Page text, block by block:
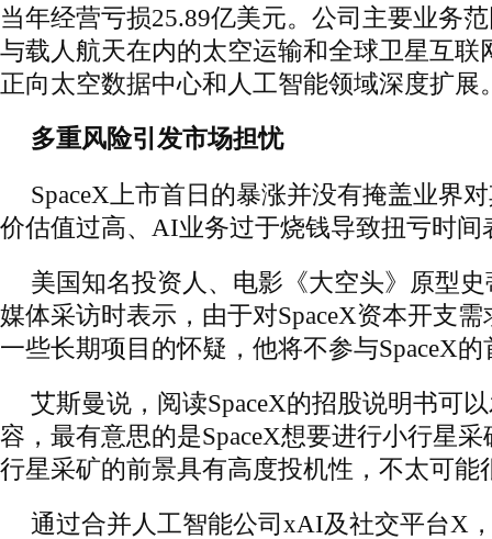
当年经营亏损25.89亿美元。公司主要业务
与载人航天在内的太空运输和全球卫星互联
正向太空数据中心和人工智能领域深度扩展
多重风险引发市场担忧
SpaceX上市首日的暴涨并没有掩盖业界
价估值过高、AI业务过于烧钱导致扭亏时间
美国知名投资人、电影《大空头》原型
媒体采访时表示，由于对SpaceX资本开支
一些长期项目的怀疑，他将不参与SpaceX
艾斯曼说，阅读SpaceX的招股说明书可
容，最有意思的是SpaceX想要进行小行星
行星采矿的前景具有高度投机性，不太可能
通过合并人工智能公司xAI及社交平台X